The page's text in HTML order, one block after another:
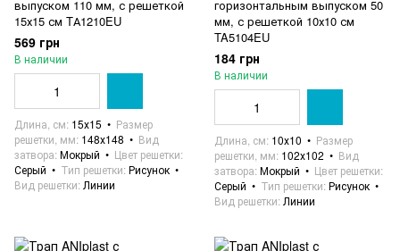
выпуском 110 мм, с решеткой
15х15 см TА1210EU
569 грн
В наличии
Длина, см 15х15
Размер
решетки, мм 148х148
Вид
затвора Мокрый
Цвет решетки
Серый
Тип решетки Рисунок
Вид решетки Линии
горизонтальным выпуском 50
мм, с решеткой 10х10 см
TA5104EU
184 грн
В наличии
Длина, см 10х10
Размер
решетки, мм 102х102
Вид
затвора Мокрый
Цвет решетки
Серый
Тип решетки Рисунок
Вид решетки Линии